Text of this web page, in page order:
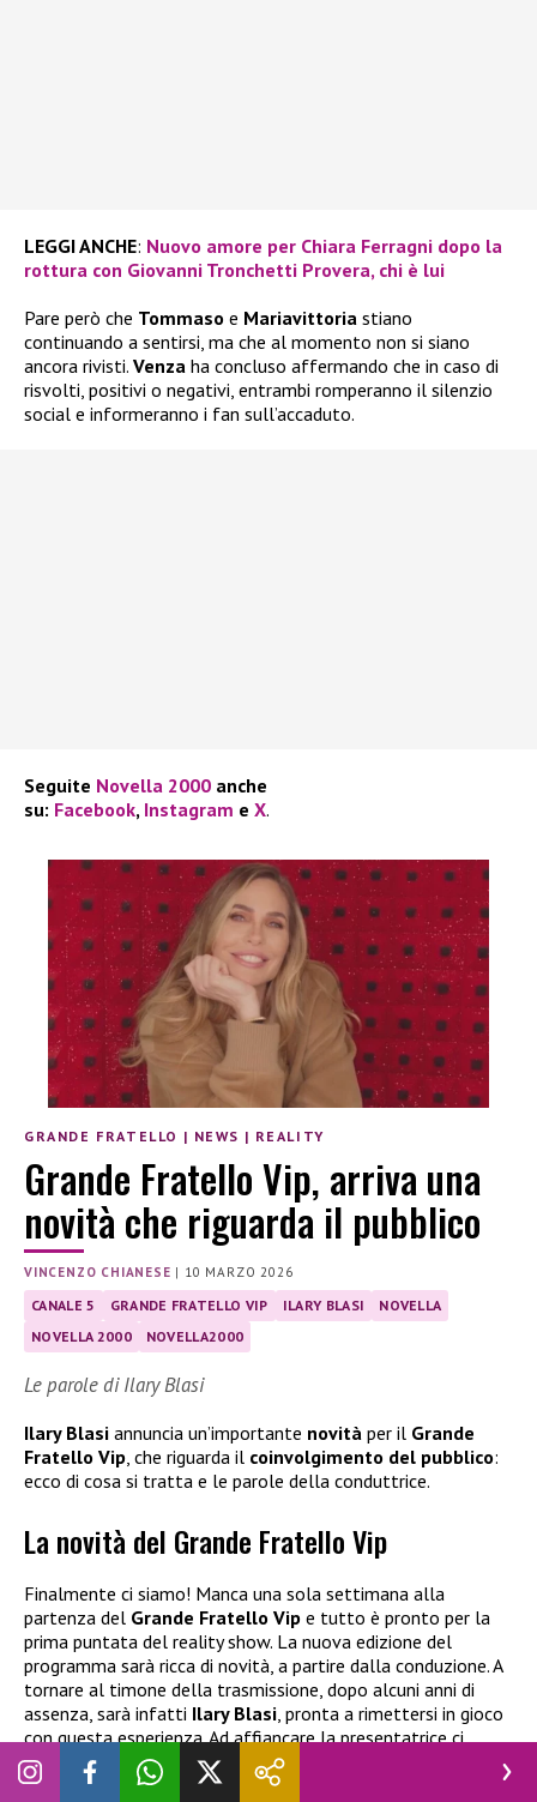
LEGGI ANCHE: Nuovo amore per Chiara Ferragni dopo la
rottura con Giovanni Tronchetti Provera, chi è lui
Pare però che Tommaso e Mariavittoria stiano
continuando a sentirsi, ma che al momento non si siano
ancora rivisti. Venza ha concluso affermando che in caso di
risvolti, positivi o negativi, entrambi romperanno il silenzio
social e informeranno i fan sull’accaduto.
Seguite Novella 2000 anche
su: Facebook, Instagram e X.
GRANDE FRATELLO | NEWS | REALITY
Grande Fratello Vip, arriva una
novità che riguarda il pubblico
VINCENZO CHIANESE | 10 MARZO 2026
CANALE 5 GRANDE FRATELLO VIP ILARY BLASI
NOVELLA
NOVELLA 2000
NOVELLA2000
Le parole di Ilary Blasi
Ilary Blasi annuncia un’importante novità per il Grande
Fratello Vip , che riguarda il coinvolgimento del pubblico:
ecco di cosa si tratta e le parole della conduttrice.
La novità del Grande Fratello Vip
Finalmente ci siamo! Manca una sola settimana alla
partenza del Grande Fratello Vip e tutto è pronto per la
prima puntata del reality show. La nuova edizione del
programma sarà ricca di novità, a partire dalla conduzione. A
tornare al timone della trasmissione, dopo alcuni anni di
assenza, sarà infatti Ilary Blasi , pronta a rimettersi in gioco
con questa esperienza. Ad affiancare la presentatrice ci
saranno due opinioniste d’eccezione:
Selvaggia Lucarelli